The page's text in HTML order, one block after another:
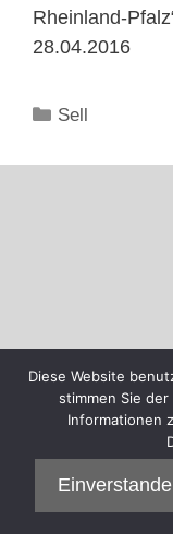
Rheinland-
28.04.2016
Kategorien
Sell
Diese Website
stimmen Sie
Informationen